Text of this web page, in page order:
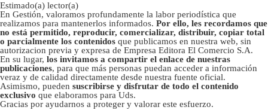
Estimado(a) lector(a)
En Gestión, valoramos profundamente la labor periodística que
realizamos para mantenerlos informados. Por ello, les recordamos que
no está permitido, reproducir, comercializar, distribuir, copiar total
o parcialmente los contenidos que publicamos en nuestra web, sin
autorizacion previa y expresa de Empresa Editora El Comercio S.A.
En su lugar, los invitamos a compartir el enlace de nuestras
publicaciones, para que más personas puedan acceder a información
veraz y de calidad directamente desde nuestra fuente oficial.
Asimismo, pueden suscribirse y disfrutar de todo el contenido
exclusivo que elaboramos para Uds.
Gracias por ayudarnos a proteger y valorar este esfuerzo.